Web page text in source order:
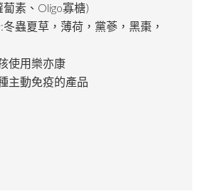
素、Oligo寡榶)
蟲夏草，薄荷，黨蔘，黑棗，
使用樂亦康
主動免疫的產品